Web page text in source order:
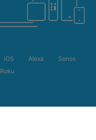
iOS Alexa
Sonos
Roku